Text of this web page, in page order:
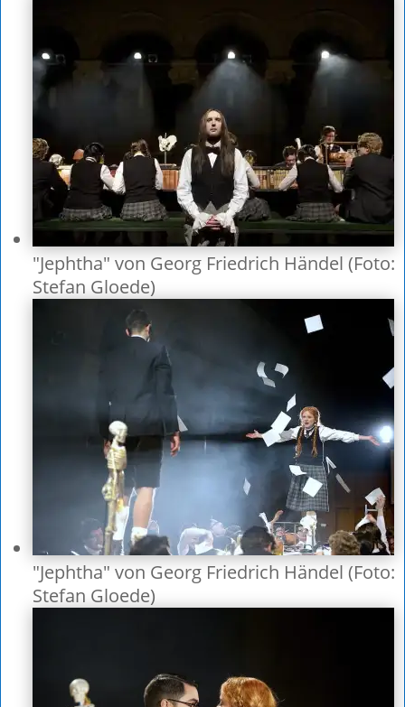
"Jephtha" von Georg Friedrich Händel (Foto:
Stefan Gloede)
"Jephtha" von Georg Friedrich Händel (Foto:
Stefan Gloede)